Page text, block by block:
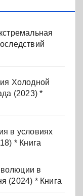
Холодной
(2023) *
в условиях
* Книга
в
(2024) * Книга